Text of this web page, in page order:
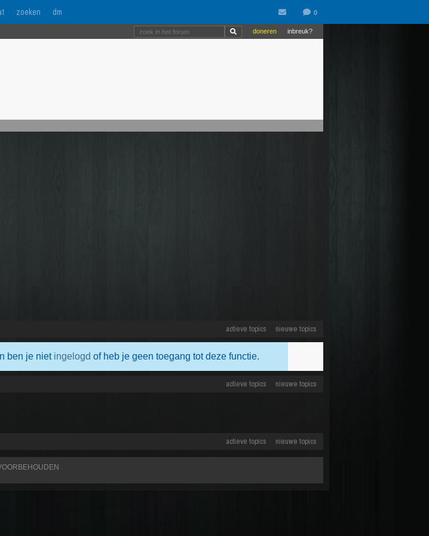
zoeken dm
inbreuk?
doneren
actieve topics nieuwe topics
ben je niet ingelogd of heb je geen toegang tot deze functie.
actieve topics nieuwe topics
actieve topics nieuwe topics